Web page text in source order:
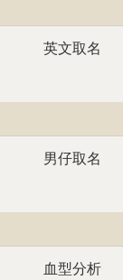
英文取名
男仔取名
血型分析